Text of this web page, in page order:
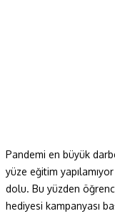
Pandemi en büyük
yüze eğitim
dolu. Bu yüzden
hediyesi kampanyası